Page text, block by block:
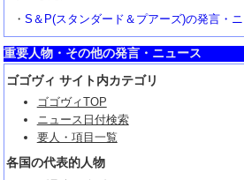
・S＆P(スタンダード＆プアーズ)の発言・
重要人物・その他の発言・ニュース
ゴゴヴィ サイト内カテゴリ
ゴゴヴィTOP
ニュース日付検索
要人・項目一覧
各国の代表的人物